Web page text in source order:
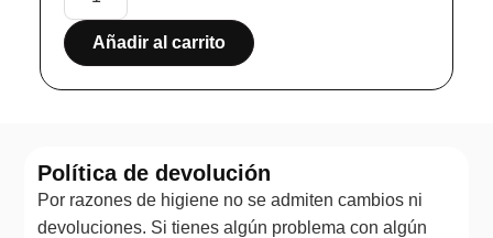
Añadir al carrito
Política de devolución
Por razones de higiene no se admiten cambios ni
devoluciones. Si tienes algún problema con algún